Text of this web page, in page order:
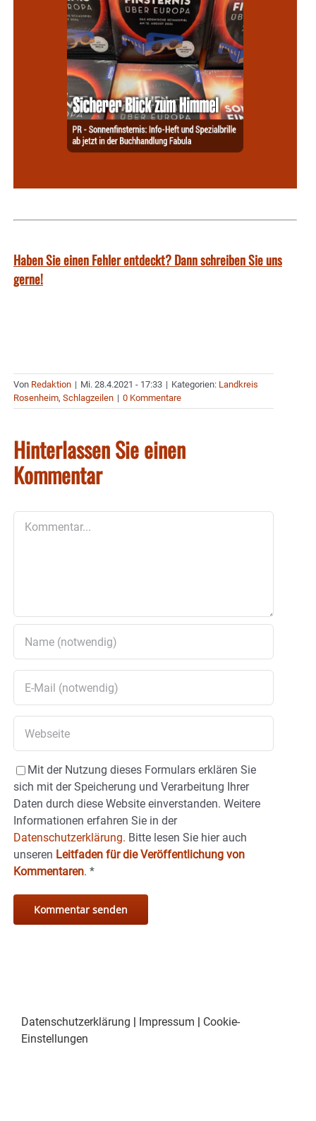
Haben Sie einen Fehler entdeckt? Dann schreiben Sie uns
gerne!
Von Redaktion | Mi. 28.4.2021 - 17:33 | Kategorien: Landkreis
Rosenheim, Schlagzeilen | 0 Kommentare
Hinterlassen Sie einen
Kommentar
Mit der Nutzung dieses Formulars erklären Sie
sich mit der Speicherung und Verarbeitung Ihrer
Daten durch diese Website einverstanden. Weitere
Informationen erfahren Sie in der
Datenschutzerklärung. Bitte lesen Sie hier auch
unseren Leitfaden für die Veröffentlichung von
Kommentaren. *
Datenschutzerklärung Impressum
Cookie-
Einstellungen